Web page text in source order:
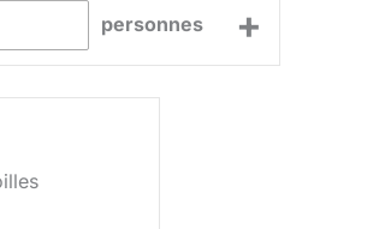
personnes +